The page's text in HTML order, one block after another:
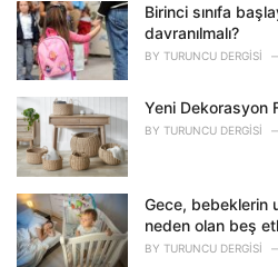
Birinci sınıfa
davranılmalı?
BY TURUNCU DERGISI
Yeni Dekorasyon
BY TURUNCU DERGISI
Gece, bebeklerin
neden olan beş
BY TURUNCU DERGISI